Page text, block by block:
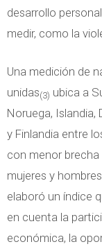
desarrollo
medir, como la
Una medición de
unidas(3) ubica a
Noruega, Islandia,
y Finlandia entre
con menor brecha
mujeres y
elaboró un índice
en cuenta la
económica, la